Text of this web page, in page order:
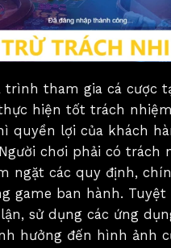
trình tham gia cá cược
hiện tốt trách
quyền lợi của khách
chơi phải có trách
ngặt các quy định,
game ban hành.
sử dụng các ứng
hưởng đến hình ảnh